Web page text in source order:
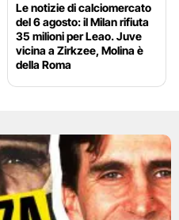
Le notizie di calciomercato
del 6 agosto: il Milan rifiuta
35 milioni per Leao. Juve
vicina a Zirkzee, Molina è
della Roma